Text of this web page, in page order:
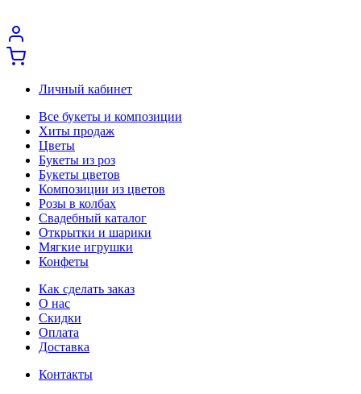
Личный кабинет
Все букеты и композиции
Хиты продаж
Цветы
Букеты из роз
Букеты цветов
Композиции из цветов
Розы в колбах
Свадебный каталог
Открытки и шарики
Мягкие игрушки
Конфеты
Как сделать заказ
О нас
Скидки
Оплата
Доставка
Контакты